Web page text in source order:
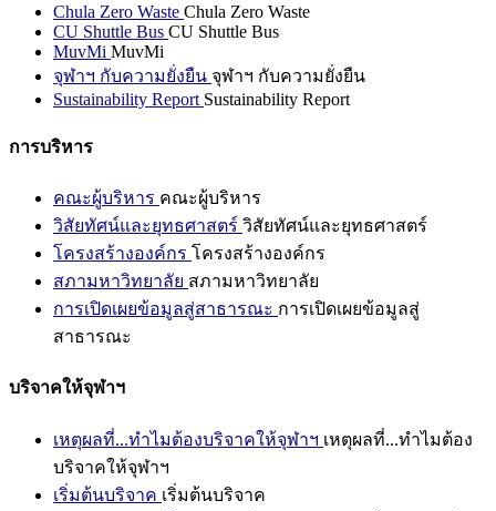
Chula Zero Waste Chula Zero Waste
CU Shuttle Bus CU Shuttle Bus
MuvMi MuvMi
จุฬาฯ กับความยั่งยืน จุฬาฯ กับความยั่งยืน
Sustainability Report Sustainability Report
การบริหาร
คณะผู้บริหาร คณะผู้บริหาร
วิสัยทัศน์และยุทธศาสตร์ วิสัยทัศน์และยุทธศาสตร์
โครงสร้างองค์กร โครงสร้างองค์กร
สภามหาวิทยาลัย สภามหาวิทยาลัย
การเปิดเผยข้อมูลสู่สาธารณะ การเปิดเผยข้อมูลสู่
สาธารณะ
บริจาคให้จุฬาฯ
เหตุผลที่...ทำไมต้องบริจาคให้จุฬาฯ เหตุผลที่...ทำไมต้อง
บริจาคให้จุฬาฯ
เริ่มต้นบริจาค เริ่มต้นบริจาค